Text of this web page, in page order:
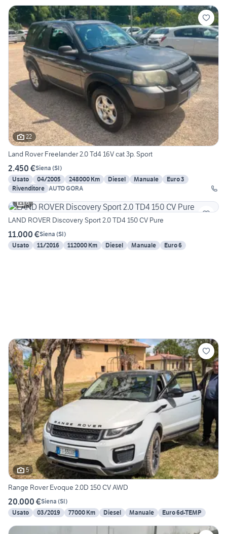
22
Land Rover Freelander 2.0 Td4 16V cat 3p. Sport
2.450 €Siena (SI)
Usato
04/2005 248000 Km Diesel Manuale
Euro 3
Rivenditore AUTO GORA
6
LAND ROVER Discovery Sport 2.0 TD4 150 CV Pure
11.000 €Siena (SI)
Usato
11/2016 112000 Km Diesel Manuale Euro 6
5
Range Rover Evoque 2.0D 150 CV AWD
20.000 €Siena (SI)
Usato
03/2019 77000 Km Diesel Manuale Euro 6d-TEMP